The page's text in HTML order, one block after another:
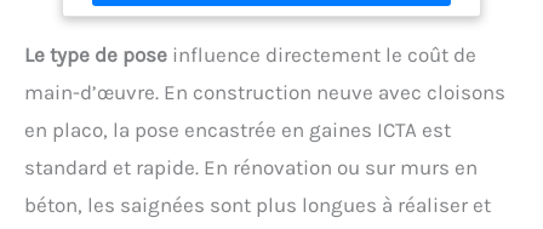
la section - la longueur du circuit et la nature du
d'Application : la gaine électrique ICTA peut être
installations d'électricité des bâtiments
d’habitation Spécifités Techniques : Avec tire fil -
satisfaction : Nous nous engageons pour vous offrir
un service client chaleureux et de répondre à vos
éventuelles questions. Votre satisfaction est notre
Le type de pose influence directement le coût de
main-d’œuvre. En construction neuve avec cloisons
en placo, la pose encastrée en gaines ICTA est
standard et rapide. En rénovation ou sur murs en
béton, les saignées sont plus longues à réaliser et